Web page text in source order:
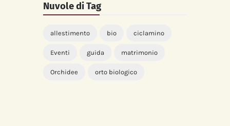
Nuvole di Tag
allestimento bio ciclamino
Eventi guida matrimonio
Orchidee orto biologico